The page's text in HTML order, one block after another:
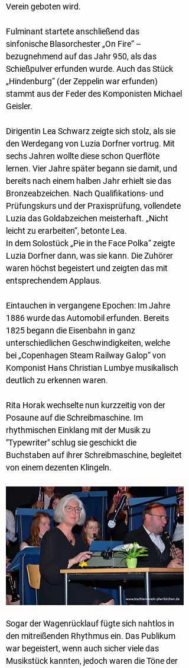
Verein geboten wird.
Fulminant startete anschließend das
sinfonische Blasorchester „On Fire“ –
bezugnehmend auf das Jahr 950, als das
Schießpulver erfunden wurde. Auch das Stück
„Hindenburg“ (der Zeppelin war erfunden)
stammt aus der Feder des Komponisten Michael
Geisler.
Dirigentin Lea Schwarz zeigte sich stolz, als sie
den Werdegang von Luzia Dorfner vortrug. Mit
sechs Jahren wollte diese schon Querflöte
lernen. Vier Jahre später begann sie damit, und
bereits nach einem halben Jahr erhielt sie das
Bronzeabzeichen. Nach Qualifikations- und
Prüfungskurs und der Praxisprüfung, vollendete
Luzia das Goldabzeichen meisterhaft. „Nicht
leicht zu erarbeiten“, betonte Lea.
In dem Solostück „Pie in the Face Polka“ zeigte
Luzia Dorfner dann, was sie kann. Die Zuhörer
waren höchst begeistert und zeigten das mit
entsprechendem Applaus.
Eintauchen in vergangene Epochen: Im Jahre
1886 wurde das Automobil erfunden. Bereits
1825 begann die Eisenbahn in ganz
unterschiedlichen Geschwindigkeiten, welche
bei „Copenhagen Steam Railway Galop“ von
Komponist Hans Christian Lumbye musikalisch
deutlich zu erkennen waren.
Rita Horak wechselte nun kurzzeitig von der
Posaune auf die Schreibmaschine. Im
rhythmischen Einklang mit der Musik zu
"Typewriter" schlug sie geschickt die
Buchstaben auf ihrer Schreibmaschine, begleitet
von einem dezenten Klingeln.
Sogar der Wagenrücklauf fügte sich nahtlos in
den mitreißenden Rhythmus ein. Das Publikum
war begeistert, wenn auch sicher viele das
Musikstück kannten, jedoch waren die Töne der